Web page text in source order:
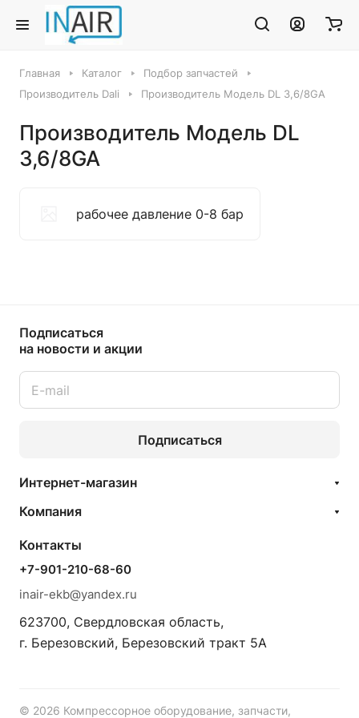
Главная Каталог
Подбор запчастей
Производитель Dali
Производитель Модель DL 3,6/8GA
Производитель Модель DL
3,6/8GA
рабочее давление 0-8 бар
Подписаться
на новости и акции
Подписаться
Интернет-магазин
Компания
Контакты
+7-901-210-68-60
inair-ekb@yandex.ru
623700, Свердловская область,
г. Березовский, Березовский тракт 5А
© 2026 Компрессорное оборудование, запчасти,